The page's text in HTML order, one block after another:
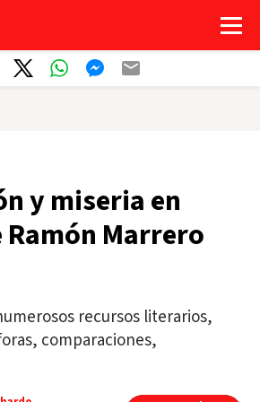
y miseria en
Ramón Marrero
recursos literarios,
comparaciones,